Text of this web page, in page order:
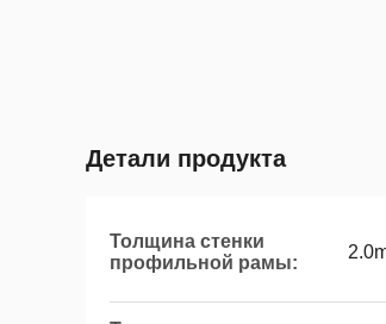
Детали продукта
Толщина стенки
профильной рамы: